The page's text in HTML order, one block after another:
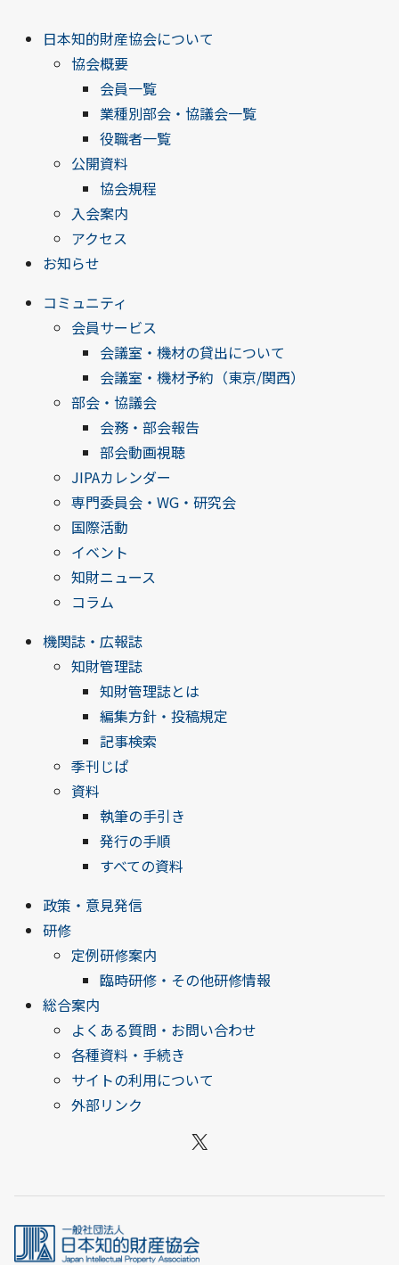
日本知的財産協会について
協会概要
会員一覧
業種別部会・協議会一覧
役職者一覧
公開資料
協会規程
入会案内
アクセス
お知らせ
コミュニティ
会員サービス
会議室・機材の貸出について
会議室・機材予約（東京/関西）
部会・協議会
会務・部会報告
部会動画視聴
JIPAカレンダー
専門委員会・WG・研究会
国際活動
イベント
知財ニュース
コラム
機関誌・広報誌
知財管理誌
知財管理誌とは
編集方針・投稿規定
記事検索
季刊じぱ
資料
執筆の手引き
発行の手順
すべての資料
政策・意見発信
研修
定例研修案内
臨時研修・その他研修情報
総合案内
よくある質問・お問い合わせ
各種資料・手続き
サイトの利用について
外部リンク
X